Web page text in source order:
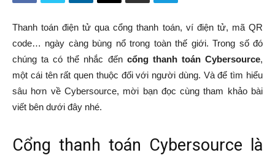
Thanh toán điện tử qua cổng thanh toán, ví điện tử, mã QR
code… ngày càng bùng nổ trong toàn thế giới. Trong số đó
chúng ta có thể nhắc đến cổng thanh toán Cybersource,
một cái tên rất quen thuộc đối với người dùng. Và để tìm hiểu
sâu hơn về Cybersource, mời bạn đọc cùng tham khảo bài
viết bên dưới đây nhé.
Cổng thanh toán Cybersource là